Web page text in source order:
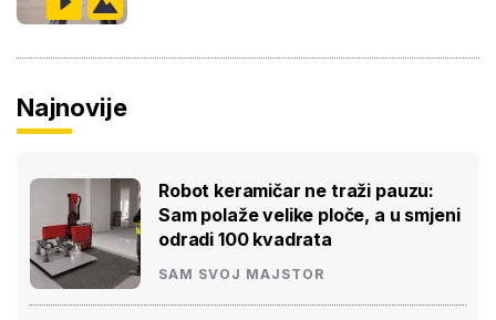
Najnovije
Robot keramičar ne traži pauzu:
Sam polaže velike ploče, a u smjeni
odradi 100 kvadrata
SAM SVOJ MAJSTOR